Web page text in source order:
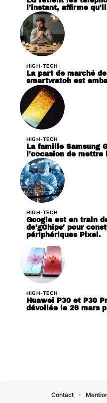
l’instant, affirme
HIGH-TECH
La part de marché
smartwatch est
HIGH-TECH
La famille Samsung
l’occasion de
HIGH-TECH
Google est en train
de’gChips’ pour
périphériques Pixel.
HIGH-TECH
Huawei P30 et P30
dévoilée le 26 mars
Contact